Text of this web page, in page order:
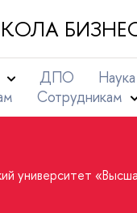
ДПО
Сотрудникам
университет